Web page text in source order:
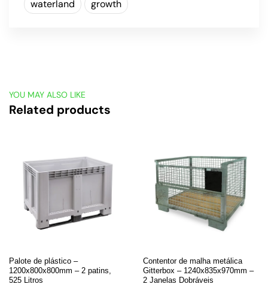
waterland growth
YOU MAY ALSO LIKE
Related products
Palote de plástico –
1200x800x800mm – 2 patins,
525 Litros
Contentor de malha metálica
Gitterbox – 1240x835x970mm –
2 Janelas Dobráveis